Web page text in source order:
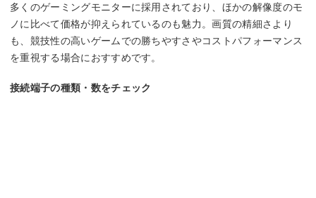
多くのゲーミングモニターに採用されており、ほかの解像度のモ
ノに比べて価格が抑えられているのも魅力。画質の精細さより
も、競技性の高いゲームでの勝ちやすさやコストパフォーマンス
を重視する場合におすすめです。
接続端子の種類・数をチェック